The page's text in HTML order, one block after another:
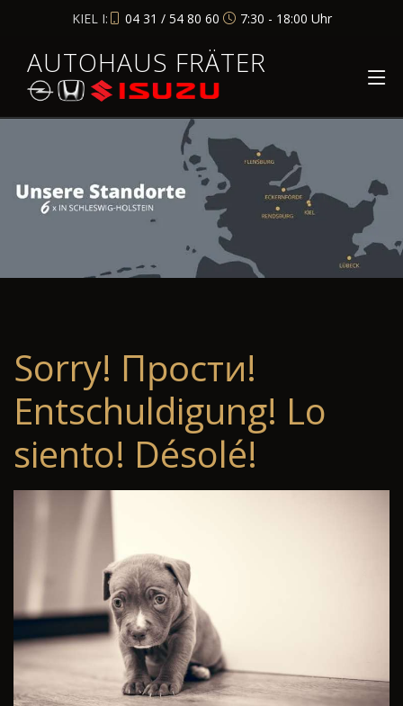
KIEL I: 04 31 / 54 80 60 7:30 - 18:00 Uhr
AUTOHAUS FRÄTER
Sorry! Прости!
Entschuldigung! Lo
siento! Désolé!